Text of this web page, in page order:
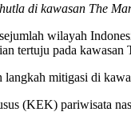
di kawasan The
wilayah
tertuju pada
mitigasi di
(KEK) pariwisata